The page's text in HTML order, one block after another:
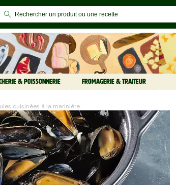
& POISSONNERIE FROMAGERIE & TRAITEUR
cuisinées à la marinière